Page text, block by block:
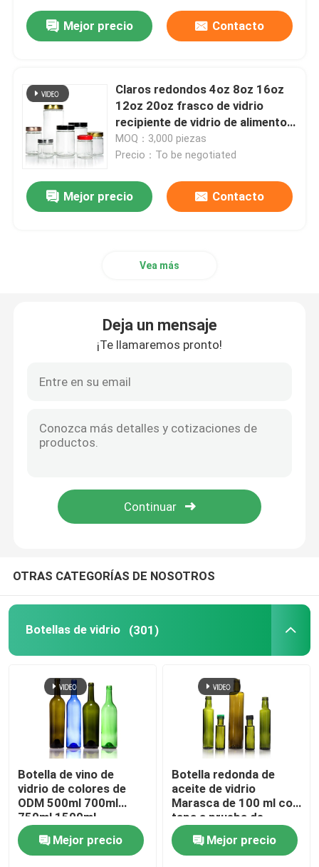
Mejor precio Contacto
Claros redondos 4oz 8oz 16oz
12oz 20oz frasco de vidrio
recipiente de vidrio de alimentos
con tapa de metal profundo
MOQ：3,000 piezas
Precio：To be negotiated
Mejor precio Contacto
Vea más
Deja un mensaje
¡Te llamaremos pronto!
OTRAS CATEGORÍAS DE NOSOTROS
Botellas de vidrio (301)
Botella de vino de
vidrio de colores de
ODM 500ml 700ml
750ml 1500ml
Mejor precio
Botella redonda de
aceite de vidrio
Marasca de 100 ml con
tapa a prueba de
alteraciones
Mejor precio